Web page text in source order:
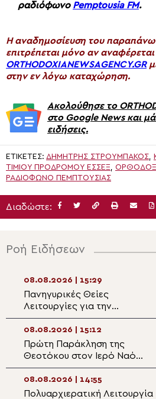
ραδιόφωνο Pemptousia FM.
H αναδημοσίευση του
επιτρέπεται μόνο αν
ORTHODOXIANEWSAGENCY.GR
στην εν λόγω καταχώρηση.
Ακολούθησε το
στο Google News και
ειδήσεις.
ΕΤΙΚΈΤΕΣ: ΔΗΜΉΤΡΗΣ ΣΤΡΟΥΜΠΆΚΟΣ,
ΤΙΜΊΟΥ ΠΡΟΔΡΌΜΟΥ ΈΣΣΕΞ,
ΡΑΔΙΌΦΩΝΟ ΠΕΜΠΤΟΥΣΊΑΣ
Διαδώστε:
Ροή Ειδήσεων
08.08.2026 | 15:29
Πανηγυρικές Θείες
Λειτουργίες για την
δεσποτική εορτή της
Μεταμορφώσεως
08.08.2026 | 15:12
Πρώτη Παράκληση της
Θεοτόκου στον Ιερό Ναό
Αγίου Παϊσίου Ιωαννίνων
08.08.2026 | 14:55
Πολυαρχιερατική Λειτουργία